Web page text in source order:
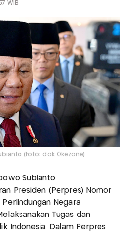
WIB
(foto: dok Okezone)
Subianto
Presiden (Perpres) Nomor
Negara
Tugas dan
Indonesia. Dalam Perpres